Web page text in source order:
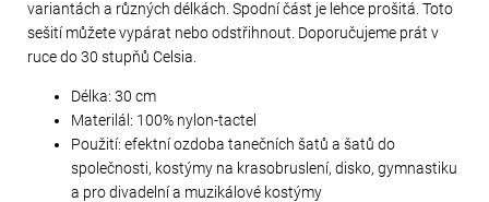
variantách a různých délkách. Spodní část je lehce prošitá. Toto
sešití můžete vypárat nebo odstřihnout. Doporučujeme prát v
ruce do 30 stupňů Celsia.
Délka: 30 cm
Materilál: 100% nylon-tactel
Použití: efektní ozdoba tanečních šatů a šatů do
společnosti, kostýmy na krasobruslení, disko, gymnastiku
a pro divadelní a muzikálové kostýmy
Kč